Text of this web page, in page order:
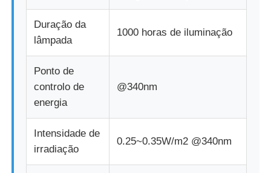
Duração da
lâmpada
1000 horas de iluminação
Ponto de
controlo de
energia
@340nm
Intensidade de
irradiação
0.25~0.35W/m2 @340nm